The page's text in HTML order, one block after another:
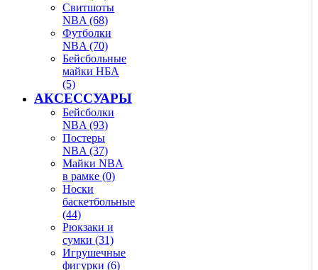
Свитшоты
NBA (68)
Футболки
NBA (70)
Бейсбольные
майки НБА
(5)
АКСЕССУАРЫ
Бейсболки
NBA (93)
Постеры
NBA (37)
Майки NBA
в рамке (0)
Носки
баскетбольные
(44)
Рюкзаки и
сумки (31)
Игрушечные
фигурки (6)